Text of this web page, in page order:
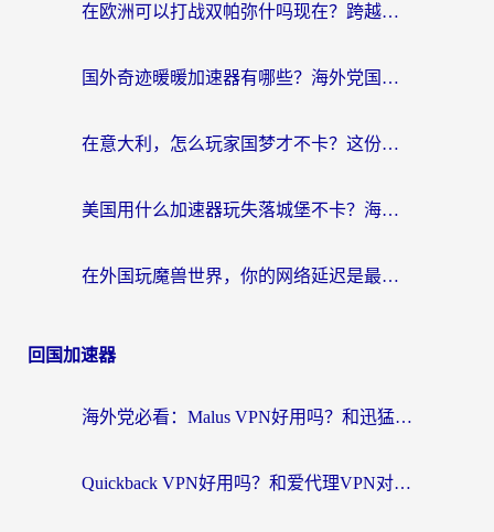
在欧洲可以打战双帕弥什吗现在？跨越延迟墙的实战指南
国外奇迹暖暖加速器有哪些？海外党国服游戏畅玩终极指南（附亲测推荐）
在意大利，怎么玩家国梦才不卡？这份终极加速指南请收好
美国用什么加速器玩失落城堡不卡？海外党亲测有效的国服游戏加速指南
在外国玩魔兽世界，你的网络延迟是最大的敌人
回国加速器
海外党必看：Malus VPN好用吗？和迅猛兔VPN对比哪个回国效果更好？附真实体验与避坑指南
Quickback VPN好用吗？和爱代理VPN对比哪个回国效果更好？